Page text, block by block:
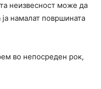
неизвесност може да
намалат површината
во непосреден рок,